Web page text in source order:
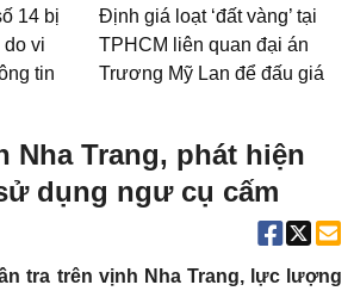
14 bị
do vi
tin
Định giá loạt ‘đất vàng’ tại
TPHCM liên quan đại án
Trương Mỹ Lan để đấu giá
Nha Trang, phát hiện
dụng ngư cụ cấm
tra trên vịnh Nha Trang, lực lượng